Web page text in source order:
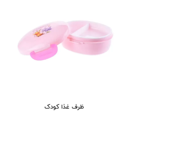
ظرف غذا کودک